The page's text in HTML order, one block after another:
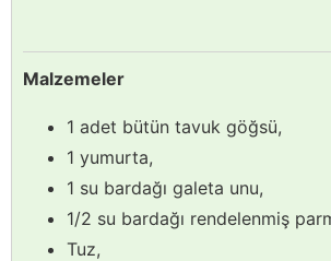
Malzemeler
1 adet bütün tavuk göğsü,
1 yumurta,
1 su bardağı galeta unu,
1/2 su bardağı rendelenmiş
Tuz,